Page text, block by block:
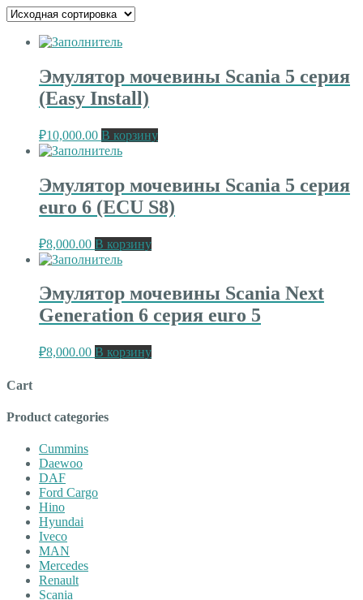
Эмулятор мочевины Scania 5 серия
(Easy Install)
₽10,000.00 В корзину
Эмулятор мочевины Scania 5 серия
euro 6 (ECU S8)
₽8,000.00 В корзину
Эмулятор мочевины Scania Next
Generation 6 серия euro 5
₽8,000.00 В корзину
Cart
Product categories
Cummins
Daewoo
DAF
Ford Cargo
Hino
Hyundai
Iveco
MAN
Mercedes
Renault
Scania